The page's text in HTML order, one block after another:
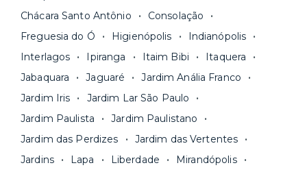
Os moradores ainda contam com a facilidade de
pagar todas as contas do mês junto com o
aluguel, em um boleto único. Quer ainda mais
praticidade? Escolha uma unidade com serviços
inclusos e solicite suporte e manutenção para a
nossa equipe via app.
Seja uma mala ou um caminhão de mudança: é
só levar as suas coisas e começar a morar.
ideal para o seu momento de vida na página das
A melhor parte é que todo oprocesso de
documentação pelo site da Yuca e assina o
contrato na tela do seu computador ou celular.
Simples, seguro e sem burocracia!
Chácara Santo Antônio
Consolação
Freguesia do Ó
Higienópolis
Indianópolis
Interlagos
Ipiranga Itaim Bibi
Itaquera
Jabaquara
Jaguaré
Jardim Anália Franco
Jardim Iris
Jardim Lar São Paulo
Jardim Paulista
Jardim Paulistano
Jardim das Perdizes
Jardim das Vertentes
Jardins
Lapa Liberdade
Mirandópolis